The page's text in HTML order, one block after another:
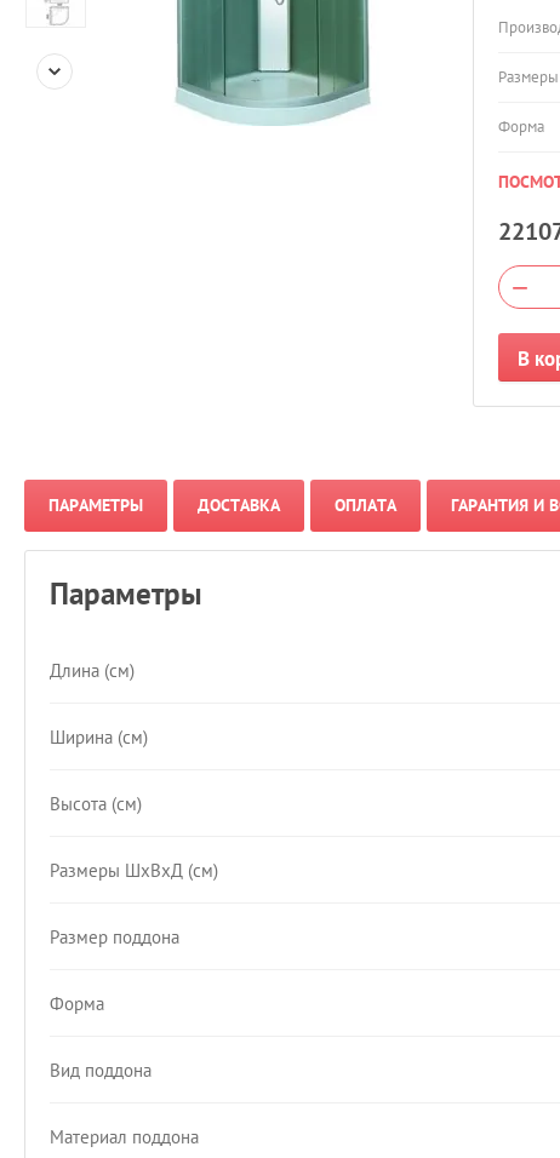
Форма
−
В
ПАРАМЕТРЫ ДОСТАВКА ОПЛАТА ГАРАНТИЯ И
Параметры
Длина (см)
Ширина (см)
Высота (см)
Размеры ШхВхД (см)
Размер поддона
Форма
Вид поддона
Материал поддона